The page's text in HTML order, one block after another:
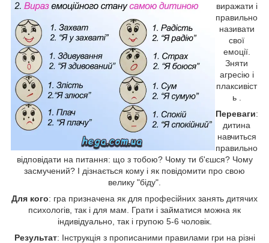
виражати і
правильно
називати
свої
емоції.
Зняти
агресію і
плаксивіст
ь .
Переваги:
дитина
навчиться
правильно
відповідати на питання: що з тобою? Чому ти б'єшся? Чому
засмучений? І дізнається кому і як повідомити про свою
велику "біду".
Для кого: гра призначена як для професійних занять дитячих
психологів, так і для мам. Грати і займатися можна як
індивідуально, так і групою 5-6 чоловік.
Результат: Інструкція з прописаними правилами гри на різні